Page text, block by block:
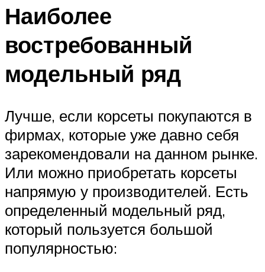
Наиболее
востребованный
модельный ряд
Лучше, если корсеты покупаются в
фирмах, которые уже давно себя
зарекомендовали на данном рынке.
Или можно приобретать корсеты
напрямую у производителей. Есть
определенный модельный ряд,
который пользуется большой
популярностью: